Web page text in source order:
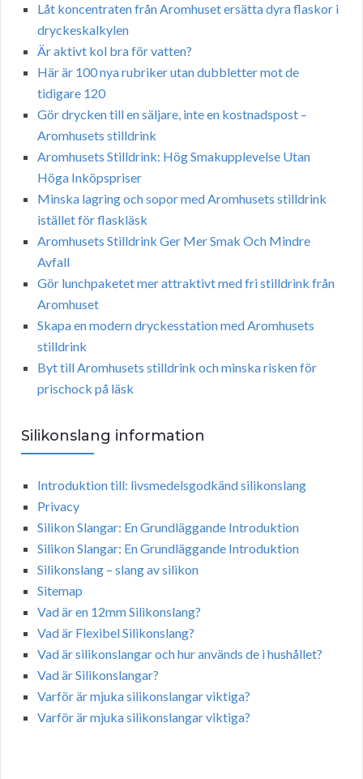
Låt koncentraten från Aromhuset ersätta dyra flaskor i
dryckeskalkylen
Är aktivt kol bra för vatten?
Här är 100 nya rubriker utan dubbletter mot de
tidigare 120
Gör drycken till en säljare, inte en kostnadspost –
Aromhusets stilldrink
Aromhusets Stilldrink: Hög Smakupplevelse Utan
Höga Inköpspriser
Minska lagring och sopor med Aromhusets stilldrink
istället för flaskläsk
Aromhusets Stilldrink Ger Mer Smak Och Mindre
Avfall
Gör lunchpaketet mer attraktivt med fri stilldrink från
Aromhuset
Skapa en modern dryckesstation med Aromhusets
stilldrink
Byt till Aromhusets stilldrink och minska risken för
prischock på läsk
Silikonslang information
Introduktion till: livsmedelsgodkänd silikonslang
Privacy
Silikon Slangar: En Grundläggande Introduktion
Silikon Slangar: En Grundläggande Introduktion
Silikonslang – slang av silikon
Sitemap
Vad är en 12mm Silikonslang?
Vad är Flexibel Silikonslang?
Vad är silikonslangar och hur används de i hushållet?
Vad är Silikonslangar?
Varför är mjuka silikonslangar viktiga?
Varför är mjuka silikonslangar viktiga?